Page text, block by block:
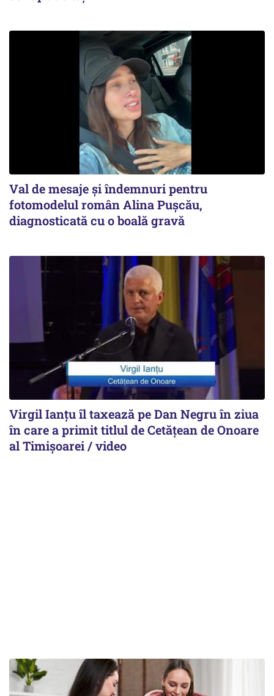
Val de mesaje și îndemnuri pentru
fotomodelul român Alina Pușcău,
diagnosticată cu o boală gravă
Virgil Ianțu îl taxează pe Dan Negru în ziua
în care a primit titlul de Cetățean de Onoare
al Timișoarei / video